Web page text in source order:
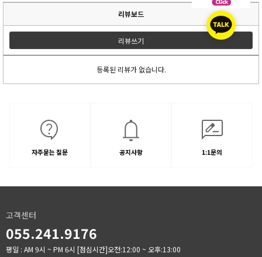
리뷰보드
리뷰쓰기
등록된 리뷰가 없습니다.
자주묻는 질문 공지사항 1:1문의
고객센터
055.241.9176
평일 : AM 9시 ~ PM 6시 [점심시간]오전:12:00 ~ 오후:13:00